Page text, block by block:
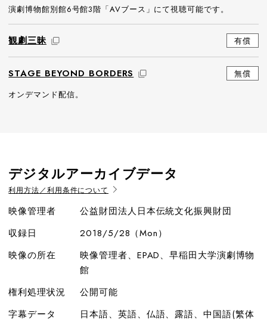
演劇博物館別館6号館3階「AVブース」にて視聴可能です。
観劇三昧 有償
STAGE BEYOND BORDERS
無償
オンデマンド配信。
デジタルアーカイブデータ
利用方法／利用条件について
映像管理者
公益財団法人日本伝統文化振興財団
収録日
2018/5/28（Mon）
映像の所在
映像管理者、EPAD、早稲田大学演劇博物
館
権利処理状況
公開可能
字幕データ
日本語、英語、仏語、露語、中国語(繁体